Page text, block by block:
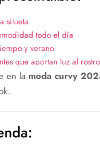
silueta
todo el día
y verano
que aportan luz al rostro
en la moda curvy